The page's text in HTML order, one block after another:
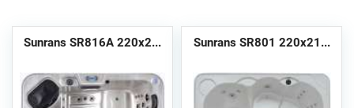
Sunrans SR816A 220х2... Sunrans SR801 220х21...